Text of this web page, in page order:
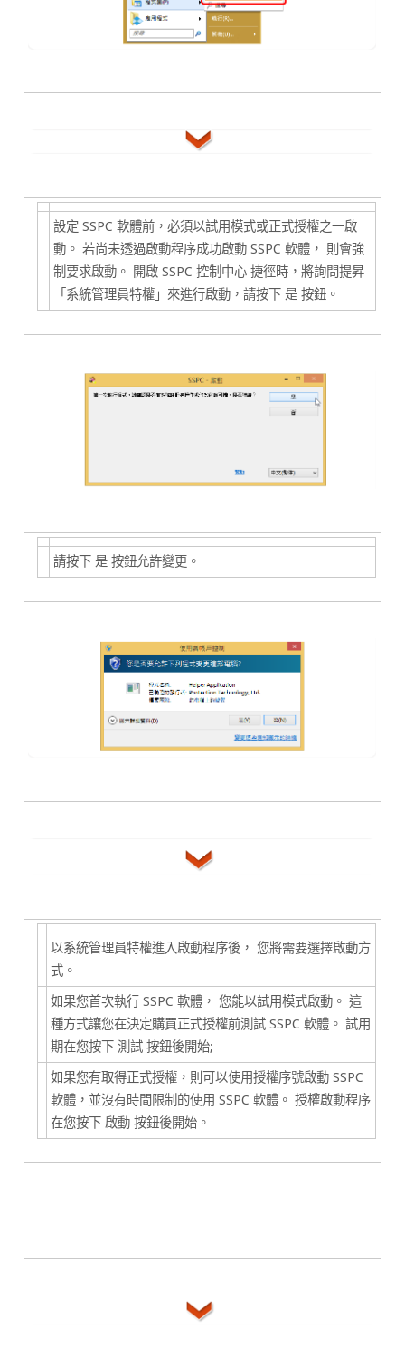
設定 SSPC 軟體前，必須以試用模式或正式授權之一啟
動。 若尚未透過啟動程序成功啟動 SSPC 軟體， 則會強
制要求啟動。 開啟SSPC 控制中心 捷徑時，將詢問提昇
「系統管理員特權」來進行啟動，請按下是 按鈕。
請按下是 按鈕允許變更。
以系統管理員特權進入啟動程序後， 您將需要選擇啟動方
式。
如果您首次執行 SSPC 軟體， 您能以試用模式啟動。 這
種方式讓您在決定購買正式授權前測試 SSPC 軟體。 試用
期在您按下測試 按鈕後開始;
如果您有取得正式授權，則可以使用授權序號啟動 SSPC
軟體，並沒有時間限制的使用 SSPC 軟體。 授權啟動程序
在您按下啟動 按鈕後開始。